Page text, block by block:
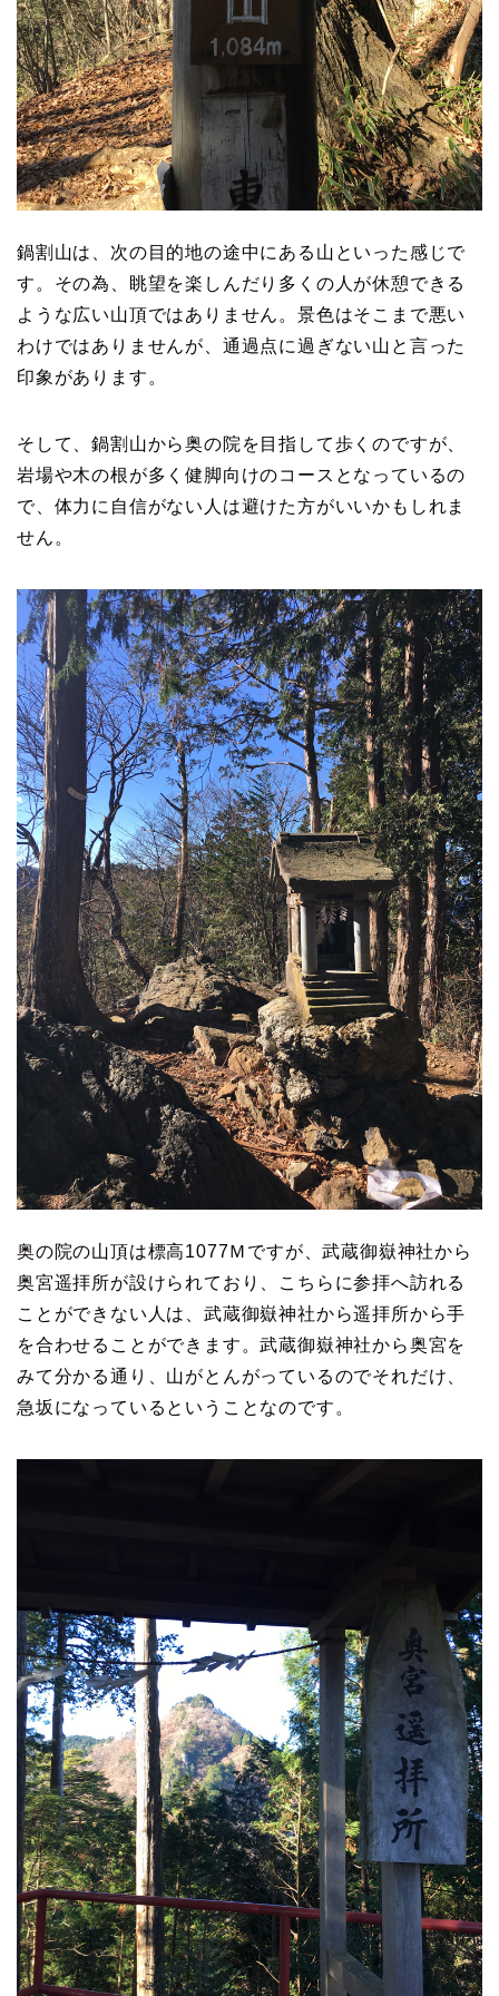
鍋割山は、次の目的地の途中にある山といった感じで
す。その為、眺望を楽しんだり多くの人が休憩できる
ような広い山頂ではありません。景色はそこまで悪い
わけではありませんが、通過点に過ぎない山と言った
印象があります。
そして、鍋割山から奥の院を目指して歩くのですが、
岩場や木の根が多く健脚向けのコースとなっているの
で、体力に自信がない人は避けた方がいいかもしれま
せん。
奥の院の山頂は標高1077Ｍですが、武蔵御嶽神社から
奥宮遥拝所が設けられており、こちらに参拝へ訪れる
ことができない人は、武蔵御嶽神社から遥拝所から手
を合わせることができます。武蔵御嶽神社から奥宮を
みて分かる通り、山がとんがっているのでそれだけ、
急坂になっているということなのです。